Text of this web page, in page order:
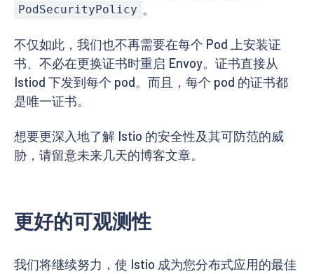
PodSecurityPolicy 。
不仅如此，我们也不再需要在每个 Pod 上安装证
书、不必在更换证书时重启 Envoy。证书直接从
Istiod 下发到每个 pod。而且，每个 pod 的证书都
是唯一证书。
想要更深入地了解 Istio 的安全性及其可防范的威
胁，请留意未来几天的博客文章。
更好的可观测性
我们将继续努力，使 Istio 成为您分布式应用的最佳